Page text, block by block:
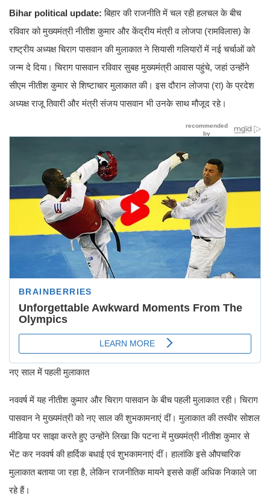
Bihar political update:बिहार की राजनीति में चल रही हलचल के बीच
रविवार को मुख्यमंत्री नीतीश कुमार और केंद्रीय मंत्री व लोजपा (रामविलास) के
राष्ट्रीय अध्यक्ष चिराग पासवान की मुलाकात ने सियासी गलियारों में नई चर्चाओं को
जन्म दे दिया। चिराग पासवान रविवार सुबह मुख्यमंत्री आवास पहुंचे, जहां उन्होंने
सीएम नीतीश कुमार से शिष्टाचार मुलाकात की। इस दौरान लोजपा (रा) के प्रदेश
अध्यक्ष राजू तिवारी और मंत्री संजय पासवान भी उनके साथ मौजूद रहे।
नए साल में पहली मुलाकात
नववर्ष में यह नीतीश कुमार और चिराग पासवान के बीच पहली मुलाकात रही। चिराग
पासवान ने मुख्यमंत्री को नए साल की शुभकामनाएं दीं। मुलाकात की तस्वीर सोशल
मीडिया पर साझा करते हुए उन्होंने लिखा कि पटना में मुख्यमंत्री नीतीश कुमार से
भेंट कर नववर्ष की हार्दिक बधाई एवं शुभकामनाएं दीं। हालांकि इसे औपचारिक
मुलाकात बताया जा रहा है, लेकिन राजनीतिक मायने इससे कहीं अधिक निकाले जा
रहे हैं।